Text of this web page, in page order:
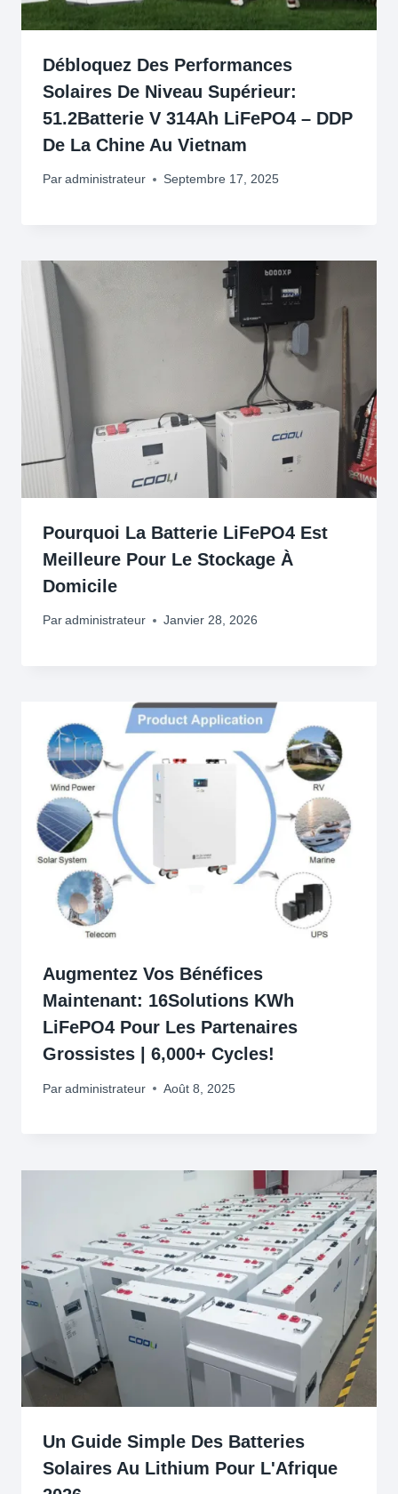
Débloquez Des Performances
Solaires De Niveau Supérieur:
51.2Batterie V 314Ah LiFePO4 – DDP
De La Chine Au Vietnam
Par administrateur Septembre 17, 2025
Pourquoi La Batterie LiFePO4 Est
Meilleure Pour Le Stockage À
Domicile
Par administrateur Janvier 28, 2026
Augmentez Vos Bénéfices
Maintenant: 16Solutions KWh
LiFePO4 Pour Les Partenaires
Grossistes | 6,000+ Cycles!
Par administrateur Août 8, 2025
Un Guide Simple Des Batteries
Solaires Au Lithium Pour L'Afrique